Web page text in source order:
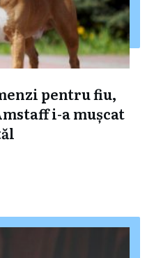
pentru fiu,
i-a mușcat